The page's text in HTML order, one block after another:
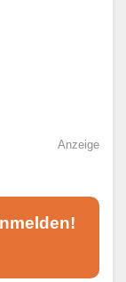
Anzeige